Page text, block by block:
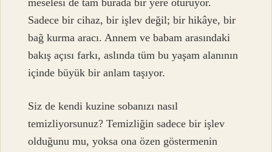
Sadece bir cihaz, bir işlev değil; bir hikâye, bir
bağ kurma aracı. Annem ve babam arasındaki
bakış açısı farkı, aslında tüm bu yaşam alanının
içinde büyük bir anlam taşıyor.
Siz de kendi kuzine sobanızı nasıl
temizliyorsunuz? Temizliğin sadece bir işlev
olduğunu mu, yoksa ona özen göstermenin